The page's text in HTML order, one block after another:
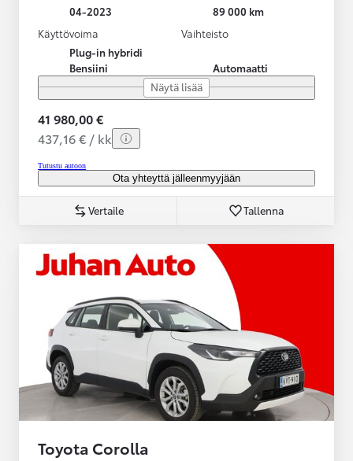
04-2023
89 000 km
Käyttövoima
Plug-in hybridi
Bensiini
Vaihteisto
Automaatti
Näytä lisää
41 980,00 €
437,16 € / kk
Tutustu autoon
Ota yhteyttä jälleenmyyjään
Vertaile Tallenna
Toyota Corolla